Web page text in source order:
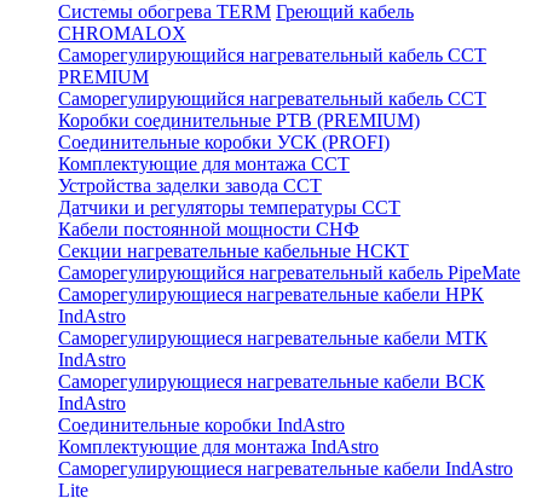
Системы обогрева TERM Греющий кабель
CHROMALOX
Саморегулирующийся нагревательный кабель ССТ
PREMIUM
Саморегулирующийся нагревательный кабель ССТ
Коробки соединительные РТВ (PREMIUM)
Соединительные коробки УСК (PROFI)
Комплектующие для монтажа ССТ
Устройства заделки завода ССТ
Датчики и регуляторы температуры ССТ
Кабели постоянной мощности СНФ
Секции нагревательные кабельные НСКТ
Саморегулирующийся нагревательный кабель PipeMate
Саморегулирующиеся нагревательные кабели НРК
IndAstro
Саморегулирующиеся нагревательные кабели МТК
IndAstro
Саморегулирующиеся нагревательные кабели ВСК
IndAstro
Соединительные коробки IndAstro
Комплектующие для монтажа IndAstro
Саморегулирующиеся нагревательные кабели IndAstro
Lite